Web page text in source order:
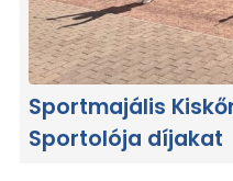
Sportmajális
Sportolója díjakat